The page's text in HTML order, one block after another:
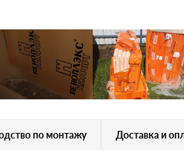
по монтажу Доставка и